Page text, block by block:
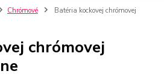
Chrómové
Batéria kockovej chrómovej
chrómovej